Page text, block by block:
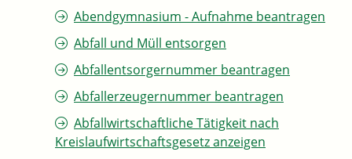
Abendgymnasium - Aufnahme beantragen
Abfall und Müll entsorgen
Abfallentsorgernummer beantragen
Abfallerzeugernummer beantragen
Abfallwirtschaftliche Tätigkeit nach
Kreislaufwirtschaftsgesetz anzeigen